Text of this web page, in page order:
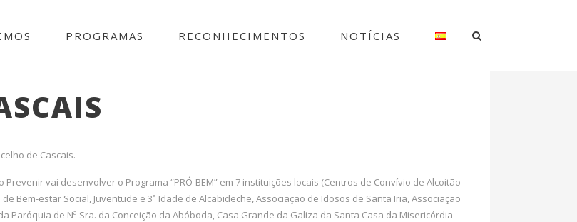
PROGRAMAS RECONHECIMENTOS NOTÍCIAS
de Cascais.
vai desenvolver o Programa “PRÓ-BEM” em 7 instituições locais (Centros de Convívio de Alcoitão
Bem-estar Social, Juventude e 3ª Idade de Alcabideche, Associação de Idosos de Santa Iria, Associação
Paróquia de Nª Sra. da Conceição da Abóboda, Casa Grande da Galiza da Santa Casa da Misericórdia